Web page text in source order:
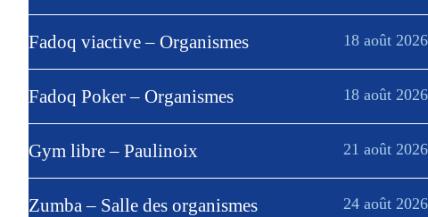
Fadoq viactive – Organismes 18 août 2026
Fadoq Poker – Organismes 18 août 2026
Gym libre – Paulinoix 21 août 2026
Zumba – Salle des organismes 24 août 2026